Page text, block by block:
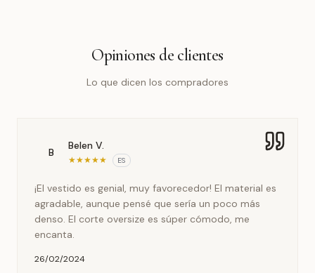
Opiniones de clientes
Lo que dicen los compradores
B
Belen V.
★★★★★ ES
¡El vestido es genial, muy favorecedor! El material es
agradable, aunque pensé que sería un poco más
denso. El corte oversize es súper cómodo, me
encanta.
26/02/2024